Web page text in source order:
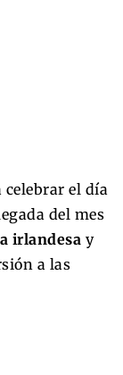
celebrar el día
del mes
irlandesa y
a las